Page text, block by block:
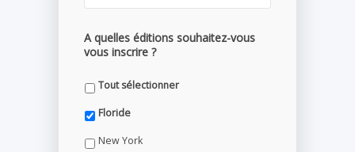
A quelles éditions souhaitez-vous
vous inscrire ?
Tout sélectionner
Floride
New York